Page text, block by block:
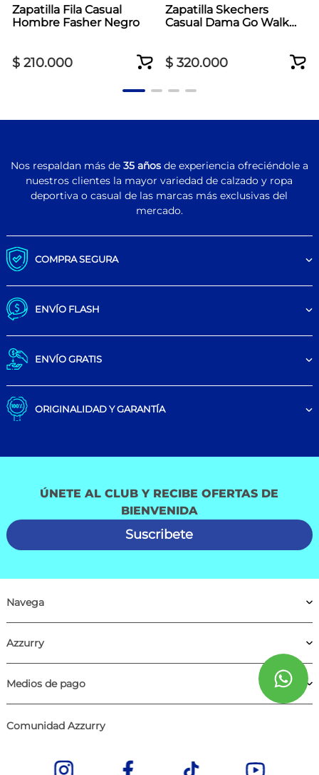
Zapatilla Fila Casual
Hombre Fasher Negro
$ 210.000
Zapatilla Skechers
Casual Dama Go Walk
$ 320.000
Nos respaldan más de 35 añosde experiencia ofreciéndole a
nuestros clientes la mayor variedad de calzado y ropa
deportiva o casual de las marcas más exclusivas del
mercado.
COMPRA SEGURA
ENVÍO FLASH
ENVÍO GRATIS
ORIGINALIDAD Y GARANTÍA
ÚNETE AL CLUB Y RECIBE OFERTAS DE
BIENVENIDA
Suscribete
Navega
Azzurry
Medios de pago
Comunidad Azzurry